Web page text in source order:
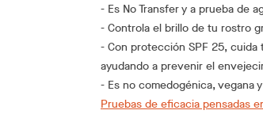
- Es No Transfer y a prueba de
- Controla el brillo de tu rostro
- Con protección SPF 25, cuida
ayudando a prevenir el
- Es no comedogénica, vegana
Pruebas de eficacia pensadas